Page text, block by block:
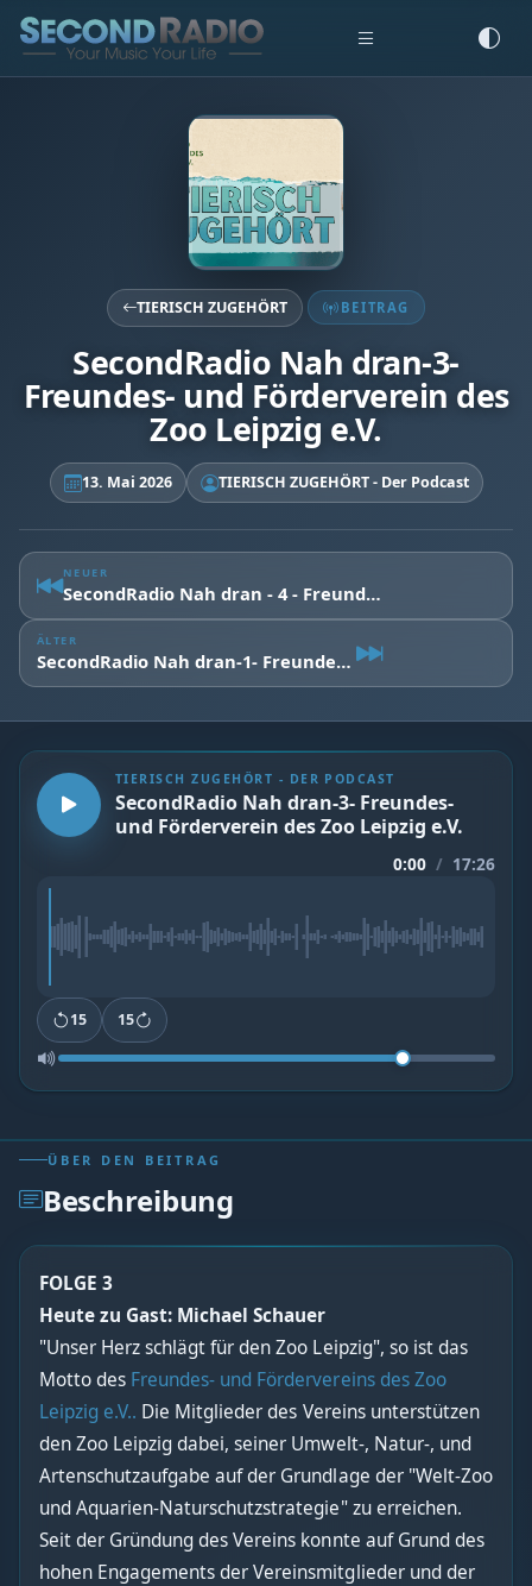
TIERISCH ZUGEHÖRT BEITRAG
SecondRadio Nah dran-3-
Freundes- und Förderverein des
Zoo Leipzig e.V.
13. Mai 2026 TIERISCH ZUGEHÖRT - Der Podcast
NEUER
SecondRadio Nah dran - 4 - Freundes- und Förderverein des Zoo Leipzig e.V.
ÄLTER
SecondRadio Nah dran-1- Freundes- und Förderverein des Zoo Leipzig e.V.
TIERISCH ZUGEHÖRT - DER PODCAST
SecondRadio Nah dran-3- Freundes-
und Förderverein des Zoo Leipzig e.V.
0:00 / 17:26
15 15
ÜBER DEN BEITRAG
Beschreibung
FOLGE 3
Heute zu Gast: Michael Schauer
"Unser Herz schlägt für den Zoo Leipzig", so ist das
Motto des Freundes- und Fördervereins des Zoo
Leipzig e.V.. Die Mitglieder des Vereins unterstützen
den Zoo Leipzig dabei, seiner Umwelt-, Natur-, und
Artenschutzaufgabe auf der Grundlage der "Welt-Zoo
und Aquarien-Naturschutzstrategie" zu erreichen.
Seit der Gründung des Vereins konnte auf Grund des
hohen Engagements der Vereinsmitglieder und der